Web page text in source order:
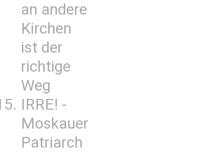
an andere
Kirchen
ist der
richtige
Weg
IRRE! -
Moskauer
Patriarch